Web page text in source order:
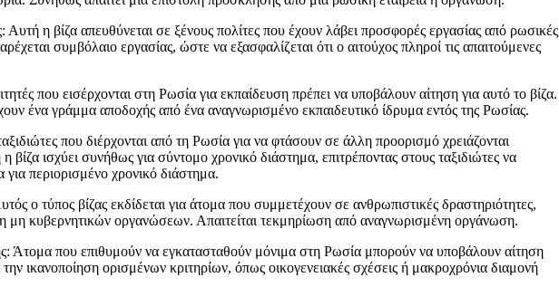
η βίζα απευθύνεται σε ξένους πολίτες που έχουν λάβει προσφορές εργασίας από ρωσικές
συμβόλαιο εργασίας, ώστε να εξασφαλίζεται ότι ο αιτούχος πληροί τις απαιτούμενες
που εισέρχονται στη Ρωσία για εκπαίδευση πρέπει να υποβάλουν αίτηση για αυτό το βίζα.
ένα γράμμα αποδοχής από ένα αναγνωρισμένο εκπαιδευτικό ίδρυμα εντός της Ρωσίας.
που διέρχονται από τη Ρωσία για να φτάσουν σε άλλη προορισμό χρειάζονται
βίζα ισχύει συνήθως για σύντομο χρονικό διάστημα, επιτρέποντας στους ταξιδιώτες να
περιορισμένο χρονικό διάστημα.
ο τύπος βίζας εκδίδεται για άτομα που συμμετέχουν σε ανθρωπιστικές δραστηριότητες,
μη κυβερνητικών οργανώσεων. Απαιτείται τεκμηρίωση από αναγνωρισμένη οργάνωση.
Άτομα που επιθυμούν να εγκατασταθούν μόνιμα στη Ρωσία μπορούν να υποβάλουν αίτηση
την ικανοποίηση ορισμένων κριτηρίων, όπως οικογενειακές σχέσεις ή μακροχρόνια διαμονή